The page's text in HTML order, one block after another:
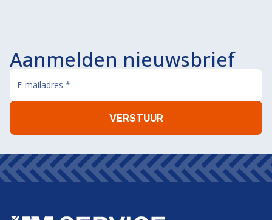
Aanmelden nieuwsbrief